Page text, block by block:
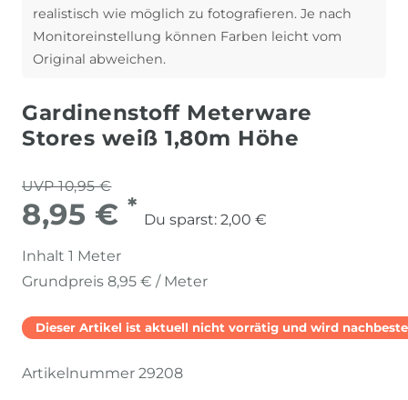
realistisch wie möglich zu fotografieren. Je nach
Monitoreinstellung können Farben leicht vom
Original abweichen.
Gardinenstoff Meterware
Stores weiß 1,80m Höhe
UVP 10,95 €
8,95 € *
Du sparst: 2,00 €
Inhalt 1 Meter
Grundpreis 8,95 € / Meter
Dieser Artikel ist aktuell nicht vorrätig und wird
Artikelnummer 29208